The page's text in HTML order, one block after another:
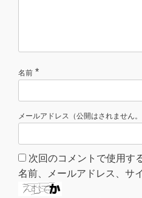
名前 *
メールアドレス（公開はされません。
次回のコメントで使用す
名前、メールアドレス、サ